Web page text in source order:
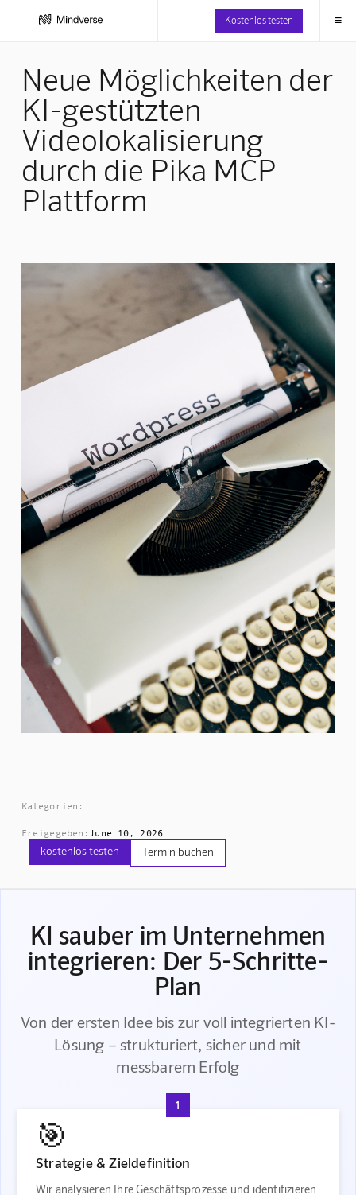
Kostenlos testen ≡
Neue Möglichkeiten der
KI-gestützten
Videolokalisierung
durch die Pika MCP
Plattform
Kategorien:
Freigegeben: June 10, 2026
kostenlos testen Termin buchen
KI sauber im Unternehmen
integrieren: Der 5-Schritte-
Plan
Von der ersten Idee bis zur voll integrierten KI-
Lösung – strukturiert, sicher und mit
messbarem Erfolg
1
🎯
Strategie & Zieldefinition
Wir analysieren Ihre Geschäftsprozesse und identifizieren